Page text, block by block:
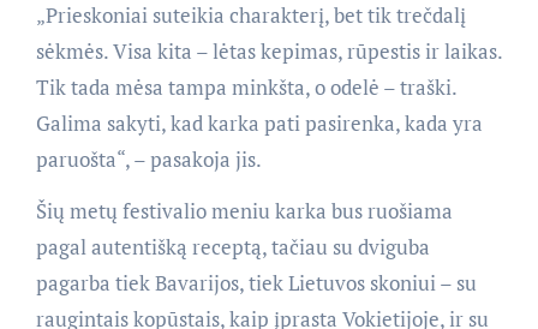
„Prieskoniai suteikia charakterį, bet tik trečdalį
sėkmės. Visa kita – lėtas kepimas, rūpestis ir laikas.
Tik tada mėsa tampa minkšta, o odelė – traški.
Galima sakyti, kad karka pati pasirenka, kada yra
paruošta“, – pasakoja jis.
Šių metų festivalio meniu karka bus ruošiama
pagal autentišką receptą, tačiau su dviguba
pagarba tiek Bavarijos, tiek Lietuvos skoniui – su
raugintais kopūstais, kaip įprasta Vokietijoje, ir su